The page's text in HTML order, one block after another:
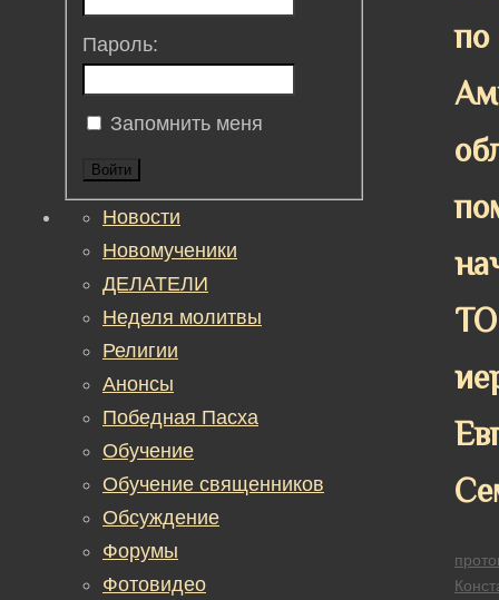
по
Пароль:
Запомнить меня
Войти
Новости
Новомученики
ДЕЛАТЕЛИ
Неделя молитвы
Религии
Анонсы
Победная Пасха
Обучение
Обучение священников
Обсуждение
Форумы
Фотовидео